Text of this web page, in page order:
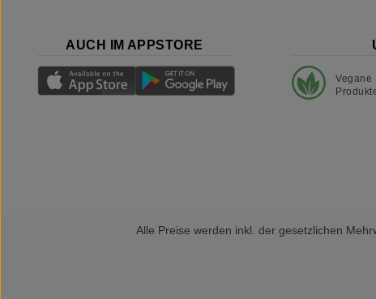
AUCH IM APPSTORE
Vegane
Alle Preise werden inkl. der gesetzlichen